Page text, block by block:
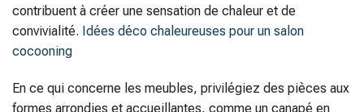
contribuent à créer une sensation de chaleur et de
convivialité. Idées déco chaleureuses pour un salon
cocooning
En ce qui concerne les meubles, privilégiez des pièces aux
formes arrondies et accueillantes, comme un canapé en